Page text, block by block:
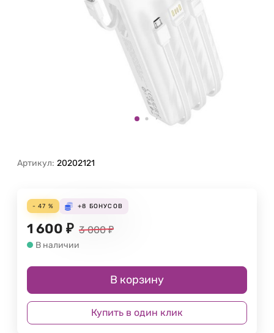
Артикул: 20202121
- 47 % +8 БОНУСОВ
1 600 ₽ 3 000 ₽
В наличии
В корзину
Купить в один клик